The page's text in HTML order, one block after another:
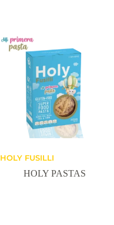
HOLY FUSILLI
HOLY PASTAS